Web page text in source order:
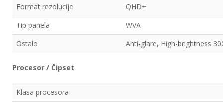
Format rezolucije
QHD+
Tip panela
WVA
Ostalo
Anti-glare, High-brightness
Procesor / Čipset
Klasa procesora